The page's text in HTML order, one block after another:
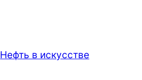
Нефть в искусстве